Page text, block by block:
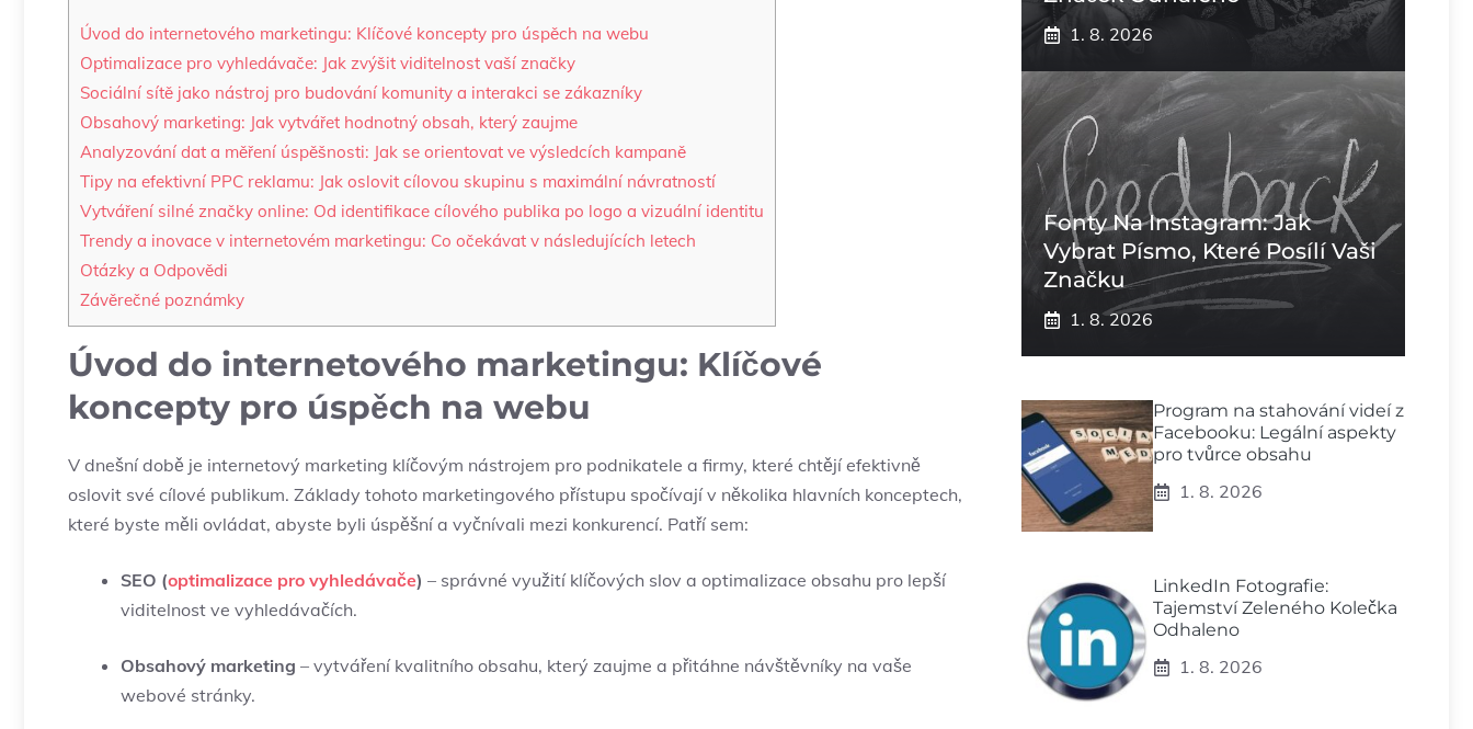
Úvod do internetového marketingu: Klíčové ⁣koncepty pro úspěch na webu
Optimalizace⁢ pro‍ vyhledávače:​ Jak zvýšit viditelnost vaší‌ značky
Sociální sítě jako⁢ nástroj pro​ budování komunity a interakci⁤ se zákazníky
Obsahový marketing: Jak vytvářet hodnotný obsah, který zaujme
Analyzování ​dat a ⁢měření úspěšnosti: Jak ‌se orientovat⁤ ve výsledcích kampaně
Tipy ⁣na ‌efektivní ⁣PPC reklamu: Jak ​oslovit cílovou skupinu s maximální návratností
Vytváření silné značky online:⁤ Od identifikace cílového⁣ publika po⁢ logo a vizuální identitu
Trendy a inovace v internetovém marketingu: Co očekávat v následujících letech
Otázky​ a Odpovědi
Závěrečné poznámky
Úvod do internetového marketingu: Klíčové
⁣koncepty pro úspěch na webu
V dnešní ⁤době ​je internetový ⁢marketing ‍klíčovým ‍nástrojem ‌pro podnikatele a⁤ firmy, které⁢ chtějí efektivně
oslovit ⁤své cílové publikum.⁤ Základy ⁢tohoto​ marketingového přístupu spočívají v několika hlavních konceptech,
které ⁤byste měli ovládat, abyste byli úspěšní a⁢ vyčnívali mezi konkurencí. ⁣Patří sem:
SEO (optimalizace pro vyhledávače) – správné využití klíčových slov a optimalizace obsahu​ pro‌ lepší
viditelnost ve ‍vyhledávačích.
Obsahový marketing ⁤–⁣ vytváření kvalitního ‌obsahu, který zaujme a přitáhne návštěvníky na vaše
webové⁢ stránky.
1. 8. 2026
Fonty Na Instagram: Jak
Vybrat Písmo, Které Posílí Vaši
Značku
1. 8. 2026
Program na stahování videí z
Facebooku: Legální aspekty
pro tvůrce obsahu
1. 8. 2026
LinkedIn Fotografie:
Tajemství Zeleného Kolečka
Odhaleno
1. 8. 2026